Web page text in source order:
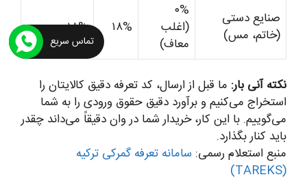
صنایع دستی
(خاتم، مس)
۰%
(اغلب
معاف)
۱۸% ۱۸%
نکته آنی بار: ما قبل از ارسال، کد تعرفه دقیق کالایتان را
استخراج می‌کنیم و برآورد دقیق حقوق ورودی را به شما
می‌گوییم. با این کار، خریدار شما در وان دقیقاً می‌داند چقدر
باید کنار بگذارد.
منبع استعلام رسمی: سامانه تعرفه گمرکی ترکیه
(TAREKS)
تماس سریع